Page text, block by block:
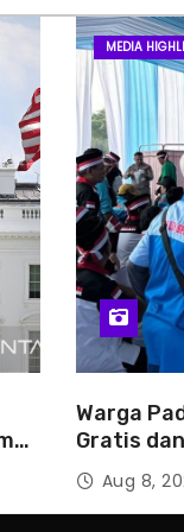
MEDIA
Warga
Gratis
Jakarta
Aug 8,